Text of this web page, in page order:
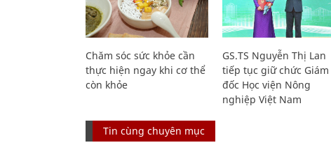
Chăm sóc sức khỏe cần
thực hiện ngay khi cơ thể
còn khỏe
GS.TS Nguyễn Thị Lan
tiếp tục giữ chức Giám
đốc Học viện Nông
nghiệp Việt Nam
Tin cùng chuyên mục